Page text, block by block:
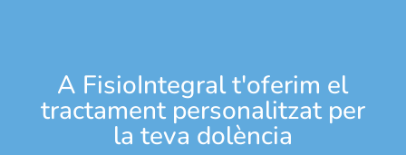
A FisioIntegral t'oferim el
tractament personalitzat per
la teva dolència